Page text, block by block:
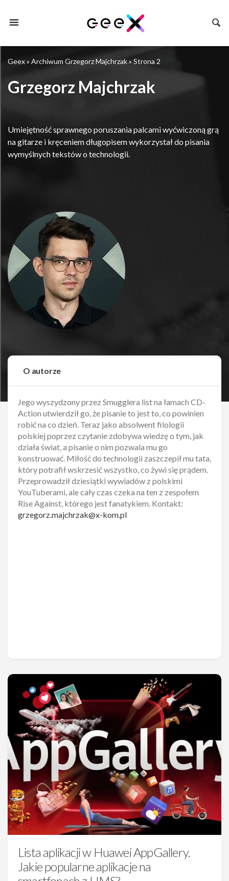
Geex» Archiwum Grzegorz Majchrzak» Strona 2
Grzegorz Majchrzak
Umiejętność sprawnego poruszania palcami wyćwiczoną grą
na gitarze i kręceniem długopisem wykorzystał do pisania
wymyślnych tekstów o technologii.
O autorze
Jego wyszydzony przez Smugglera list na łamach CD-
Action utwierdził go, że pisanie to jest to, co powinien
robić na co dzień. Teraz jako absolwent filologii
polskiej poprzez czytanie zdobywa wiedzę o tym, jak
działa świat, a pisanie o nim pozwala mu go
konstruować. Miłość do technologii zaszczepił mu tata,
który potrafił wskrzesić wszystko, co żywi się prądem.
Przeprowadził dziesiątki wywiadów z polskimi
YouTuberami, ale cały czas czeka na ten z zespołem
Rise Against, którego jest fanatykiem. Kontakt:
grzegorz.majchrzak@x-kom.pl
Lista aplikacji w Huawei AppGallery.
Jakie popularne aplikacje na